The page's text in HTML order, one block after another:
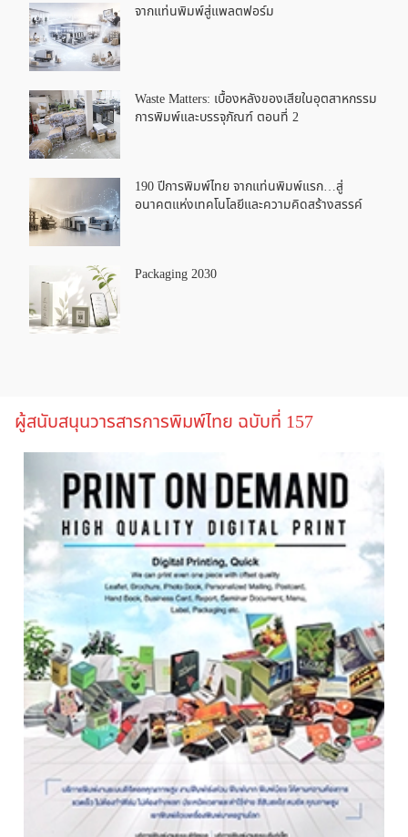
จากแท่นพิมพ์สู่แพลตฟอร์ม
Waste Matters: เบื้องหลังของเสียในอุตสาหกรรม
การพิมพ์และบรรจุภัณฑ์ ตอนที่ 2
190 ปีการพิมพ์ไทย จากแท่นพิมพ์แรก…สู่
อนาคตแห่งเทคโนโลยีและความคิดสร้างสรรค์
Packaging 2030
ผู้สนับสนุนวารสารการพิมพ์ไทย ฉบับที่ 157